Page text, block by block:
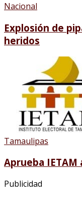
Nacional
Explosión de
heridos
Tamaulipas
Aprueba IETAM
Publicidad